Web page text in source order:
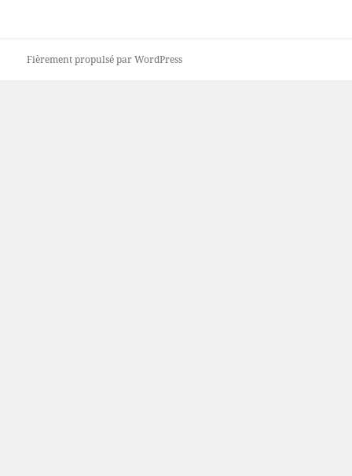
Fièrement propulsé par WordPress